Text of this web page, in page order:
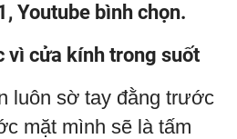
Youtube bình chọn.
vì cửa kính trong suốt
luôn sờ tay đằng trước
mặt mình sẽ là tấm